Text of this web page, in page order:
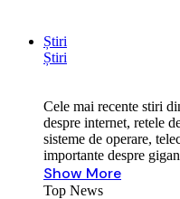
Știri
Știri
Cele mai recente stiri
despre internet, retele
sisteme de operare,
importante despre
Show More
Top News